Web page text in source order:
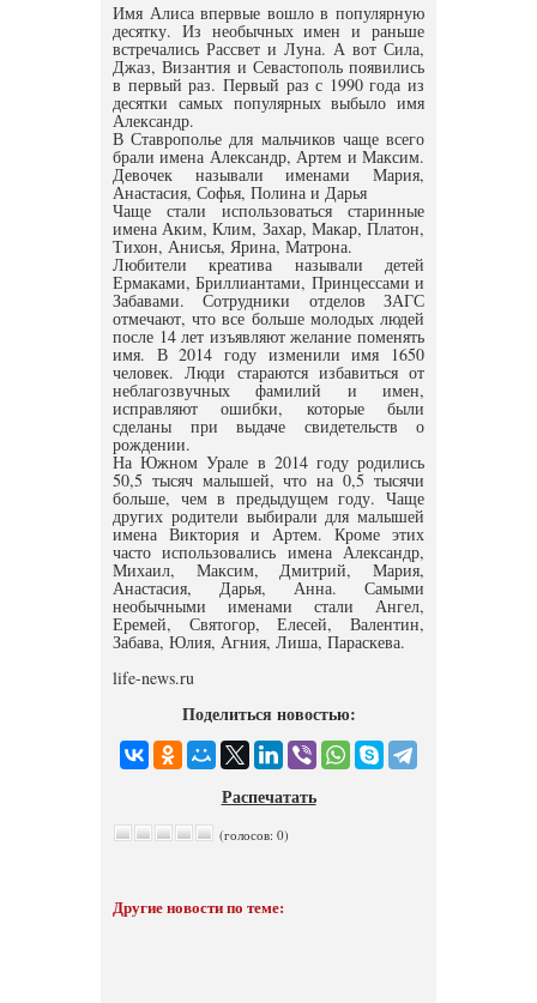
Имя Алиса впервые вошло в популярную
десятку. Из необычных имен и раньше
встречались Рассвет и Луна. А вот Сила,
Джаз, Византия и Севастополь появились
в первый раз. Первый раз с 1990 года из
десятки самых популярных выбыло имя
Александр.
В Ставрополье для мальчиков чаще всего
брали имена Александр, Артем и Максим.
Девочек называли именами Мария,
Анастасия, Софья, Полина и Дарья
Чаще стали использоваться старинные
имена Аким, Клим, Захар, Макар, Платон,
Тихон, Анисья, Ярина, Матрона.
Любители креатива называли детей
Ермаками, Бриллиантами, Принцессами и
Забавами. Сотрудники отделов ЗАГС
отмечают, что все больше молодых людей
после 14 лет изъявляют желание поменять
имя. В 2014 году изменили имя 1650
человек. Люди стараются избавиться от
неблагозвучных фамилий и имен,
исправляют ошибки, которые были
сделаны при выдаче свидетельств о
рождении.
На Южном Урале в 2014 году родились
50,5 тысяч малышей, что на 0,5 тысячи
больше, чем в предыдущем году. Чаще
других родители выбирали для малышей
имена Виктория и Артем. Кроме этих
часто использовались имена Александр,
Михаил, Максим, Дмитрий, Мария,
Анастасия, Дарья, Анна. Самыми
необычными именами стали Ангел,
Еремей, Святогор, Елесей, Валентин,
Забава, Юлия, Агния, Лиша, Параскева.
life-news.ru
Поделиться новостью:
Распечатать
(голосов: 0)
Другие новости по теме: